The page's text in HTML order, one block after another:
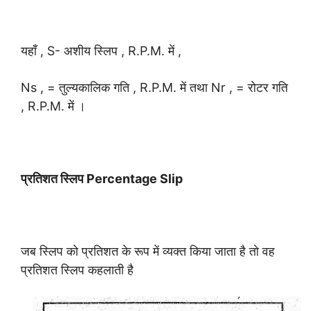
यहाँ , S- अशीय स्लिप , R.P.M. में ,
Ns , = तुल्यकालिक गति , R.P.M. में तथा Nr , = रोटर गति
, R.P.M. में ।
प्रतिशत स्लिप Percentage Slip
जब स्लिप को प्रतिशत के रूप में व्यक्त किया जाता है तो वह
प्रतिशत स्लिप कहलाती है